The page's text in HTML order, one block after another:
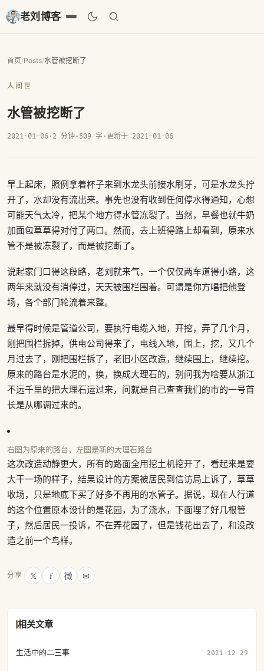
老刘博客
首页/Posts/水管被挖断了
人间世
水管被挖断了
2021-01-06· 2 分钟· 509 字 · 更新于 2021-01-06
早上起床，照例拿着杯子来到水龙头前接水刷牙，可是水龙头拧
开了，水却没有流出来。事先也没有收到任何停水得通知，心想
可能天气太冷，把某个地方得水管冻裂了。当然，早餐也就牛奶
加面包草草得对付了两口。然而，去上班得路上却看到，原来水
管不是被冻裂了，而是被挖断了。
说起家门口得这段路，老刘就来气，一个仅仅两车道得小路，这
两年来就没有消停过，天天被围栏围着。可谓是你方唱把他登
场，各个部门轮流着来整。
最早得时候是管道公司，要执行电缆入地，开挖，弄了几个月，
刚把围栏拆掉，供电公司得来了，电线入地，围上，挖，又几个
月过去了，刚把围栏拆了，老旧小区改造，继续围上，继续挖。
原来的路台是水泥的，换，换成大理石的，别问我为啥要从浙江
不远千里的把大理石运过来，问就是自己查查我们的市的一号首
长是从哪调过来的。
右图为原来的路台，左图是新的大理石路台
这次改造动静更大，所有的路面全用挖土机挖开了，看起来是要
大干一场的样子，结果设计的方案被居民到信访局上诉了，草草
收场，只是地底下买了好多不再用的水管子。据说，现在人行道
的这个位置原本设计的是花园，为了浇水，下面埋了好几根管
子，然后居民一投诉，不在弄花园了，但是钱花出去了，和没改
造之前一个鸟样。
分享 𝕏 f 微 ✉
相关文章
生活中的二三事 2021-12-29